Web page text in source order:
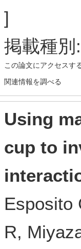
]
掲載種
この論文にアクセスす
関連情報を調べる
Using
cup to
Esposito
R,